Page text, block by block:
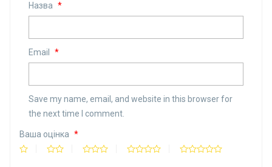
Назва *
Email *
Save my name, email, and website in this browser for
the next time I comment.
Ваша оцінка *